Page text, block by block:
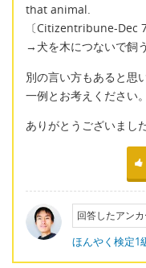
that animal.
〔Citizentribune-Dec
→犬を木につないで飼
別の言い方もあると思
一例とお考えください。
ありがとうございました
回答したアン
ほんやく検定1